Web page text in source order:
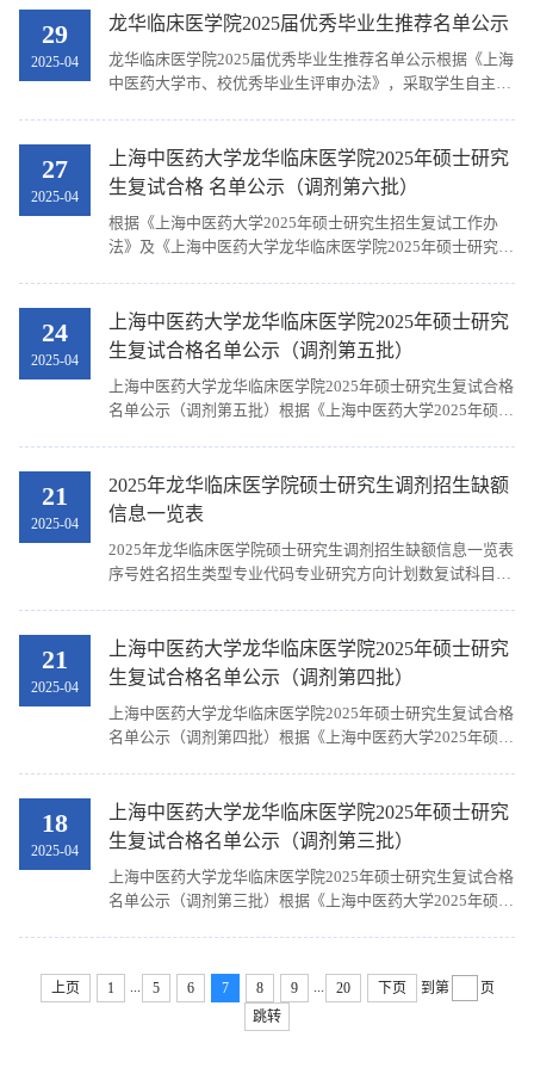
年面向香港、澳门、台湾地区招收研究生考试及录取工作顺
台湾地区招收研究生复试工作办法》，具体内容如下：一、
指导思想和工作原则研究生招生是国家选拔高层次专门人才
的重要途径，...
29
2025-04
龙华临床医学院2025届优秀毕业生推荐名单公示
龙华临床医学院2025届优秀毕业生推荐名单公示根据《上海
中医药大学市、校优秀毕业生评审办法》，采取学生自主申
推荐名单，公示如下：序号学号类别姓名评定类别名额类型
112022069博士生李学飞市优毕分配名额212022072博士生
名额412022077博士生张舒燕市优毕分配名额522022196硕
士生邬家璇市优毕分配名额622022224硕士生李玄灵市优毕
悦市优毕分配名额102017811028硕士生刘漪漪市优毕分配
名额112018401020本科生褚世杰市优毕分配名额
本科生周厚乐市优毕分配名额1412021049博士生李春琳校
优毕分配名额1512022045博士生钱佳南校优毕分配名额
27
2025-04
上海中医药大学龙华临床医学院2025年硕士研究
生复试合格 名单公示（调剂第六批）
根据《上海中医药大学2025年硕士研究生招生复试工作办
法》及《上海中医药大学龙华临床医学院2025年硕士研究生
专业代码专业名称考生编号姓名105800医学技术
101835217314436姜玉净105800医学技术
时至2025年4月28日16:00时（24小时）。若有异议，请在
公示期内进行反映，联系电话（...
24
2025-04
上海中医药大学龙华临床医学院2025年硕士研究
生复试合格名单公示（调剂第五批）
上海中医药大学龙华临床医学院2025年硕士研究生复试合格
名单公示（调剂第五批）根据《上海中医药大学2025年硕士
复试，现将复试合格名单（调剂第五批）予以公示（同一专
业按考生编号排序）。专业代码专业名称考生编号姓名
学845025441130705任雯铱100602中西医结合临床
100265000001413吴雨桐公示时间为2025年4月24日15:...
21
2025-04
2025年龙华临床医学院硕士研究生调剂招生缺额
信息一览表
2025年龙华临床医学院硕士研究生调剂招生缺额信息一览表
序号姓名招生类型专业代码专业研究方向计划数复试科目1
性疾病的机制及中医药防治1中西医结合临床3董昌盛学术型
100506中医内科学中医药防治恶性肿瘤的转化研究1中医内
域中的应用研究1影像诊断学（超声）5银浩强专业型
105800医学技术03超声诊断基础及临床研究1影像诊断学
21
2025-04
上海中医药大学龙华临床医学院2025年硕士研究
生复试合格名单公示（调剂第四批）
上海中医药大学龙华临床医学院2025年硕士研究生复试合格
名单公示（调剂第四批）根据《上海中医药大学2025年硕士
复试，现将复试合格名单（调剂第四批）予以公示（同一专
业按考生编号排序）。专业代码专业名称考生编号姓名
103695210001595白卓雅1.公示时间为2025年4月21日18:...
18
2025-04
上海中医药大学龙华临床医学院2025年硕士研究
生复试合格名单公示（调剂第三批）
上海中医药大学龙华临床医学院2025年硕士研究生复试合格
名单公示（调剂第三批）根据《上海中医药大学2025年硕士
复试，现将复试合格名单（调剂第三批）予以公示（同一专
业按考生编号排序）。专业代码专业名称考生编号姓名
100507中医外科学105725202504884郑淇方100512针灸推
上页 1 5 6 7 8 9 20 下页 到第
页
跳转